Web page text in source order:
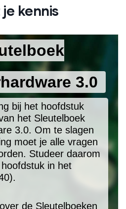
kennis